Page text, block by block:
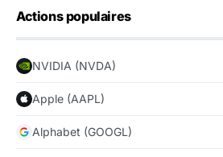
Actions populaires
NVIDIA (NVDA)
Apple (AAPL)
Alphabet (GOOGL)